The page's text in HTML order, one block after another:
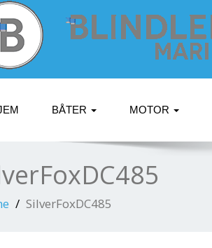
BÅTER MOTOR
SilverFoxDC485